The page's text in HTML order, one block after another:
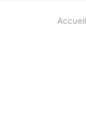
Accueil